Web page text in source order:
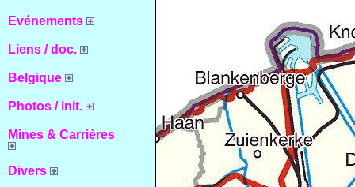
Evénements
Liens / doc.
Belgique
Photos / init.
Mines & Carrières
Divers